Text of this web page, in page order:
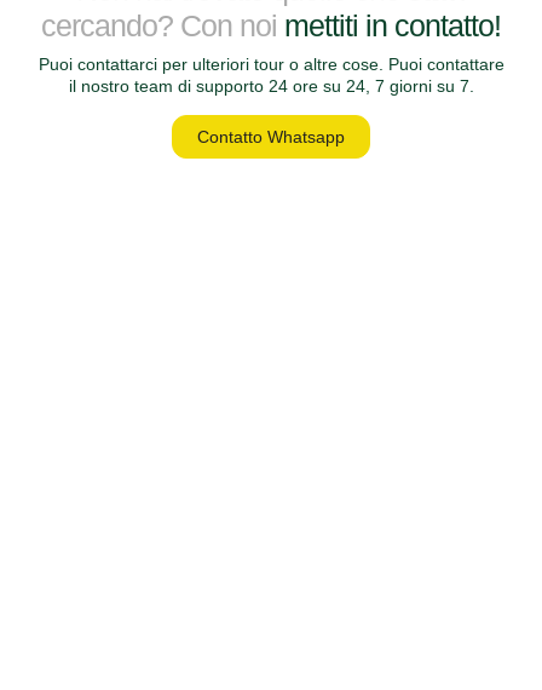
cercando? Con noi mettiti in contatto!
Puoi contattarci per ulteriori tour o altre cose. Puoi contattare
il nostro team di supporto 24 ore su 24, 7 giorni su 7.
Contatto Whatsapp